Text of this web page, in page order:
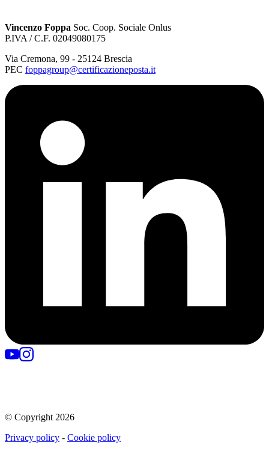
Vincenzo Foppa Soc. Coop. Sociale Onlus
P.IVA / C.F. 02049080175
Via Cremona, 99 - 25124 Brescia
PEC foppagroup@certificazioneposta.it
© Copyright 2026
Privacy policy - Cookie policy